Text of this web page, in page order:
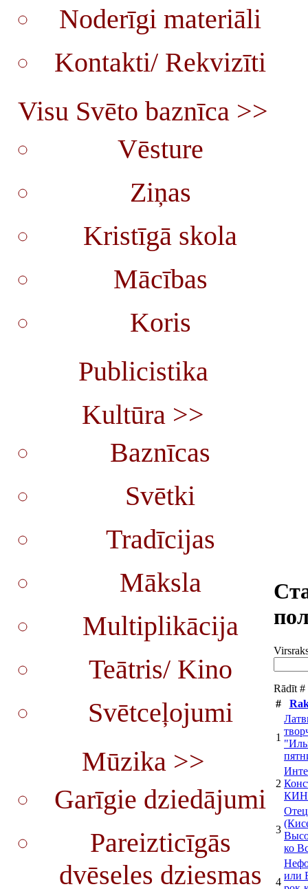
Noderīgi materiāli
Kontakti/ Rekvizīti
Visu Svēto baznīca >>
Vēsture
Ziņas
Kristīgā skola
Mācības
Koris
Publicistika
Kultūra >>
Baznīcas
Svētki
Tradīcijas
Māksla
Multiplikācija
Teātris/ Kino
Svētceļojumi
Mūzika >>
Garīgie dziedājumi
Pareizticīgās
dvēseles dziesmas
Rādīt
#
1
2
3
ко
4
или